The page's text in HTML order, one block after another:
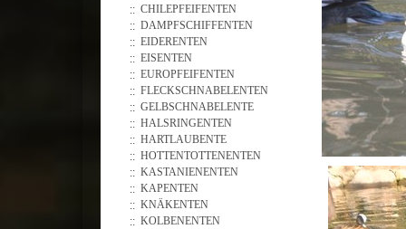
CHILEPFEIFENTEN
DAMPFSCHIFFENTEN
EIDERENTEN
EISENTEN
EUROPFEIFENTEN
FLECKSCHNABELENTEN
GELBSCHNABELENTE
HALSRINGENTEN
HARTLAUBENTE
HOTTENTOTTENENTEN
KASTANIENENTEN
KAPENTEN
KNÄKENTEN
KOLBENENTEN